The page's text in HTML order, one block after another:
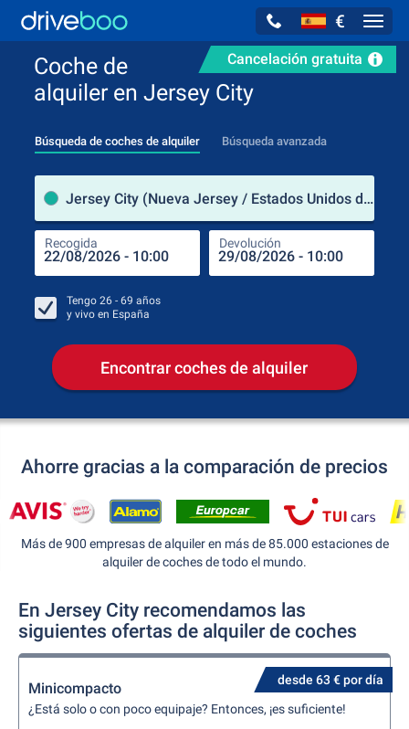
€
Cancelación gratuita
Coche de
alquiler en Jersey City
Búsqueda de coches de alquiler Búsqueda avanzada
Jersey City (Nueva Jersey / Estados Unidos de América)
Recogida Devolución
Tengo 26 - 69 años
y vivo en España
Encontrar coches de alquiler
Ahorre gracias a la comparación de precios
Más de 900 empresas de alquiler en más de 85.000 estaciones de
alquiler de coches de todo el mundo.
En Jersey City recomendamos las
siguientes ofertas de alquiler de coches
desde 63 € por día
Minicompacto
¿Está solo o con poco equipaje? Entonces, ¡es suficiente!